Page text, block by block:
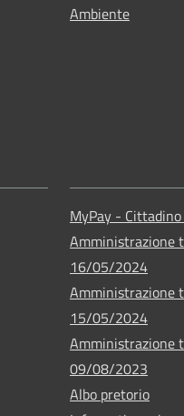
Ambiente
MyPay -
Amministrazione
16/05/2024
Amministrazione
15/05/2024
Amministrazione
09/08/2023
Albo pretorio